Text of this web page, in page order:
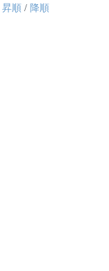
昇順 / 降順